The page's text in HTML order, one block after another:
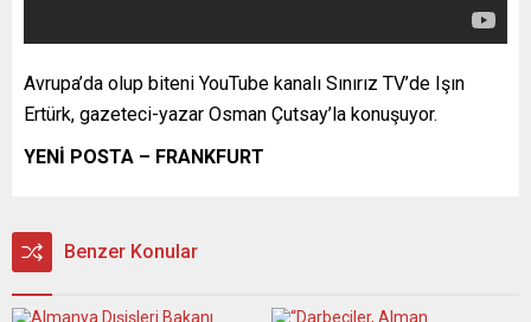
Avrupa’da olup biteni YouTube kanalı Sınırız TV’de Işın
Ertürk, gazeteci-yazar Osman Çutsay’la konuşuyor.
YENİ POSTA – FRANKFURT
Benzer Konular